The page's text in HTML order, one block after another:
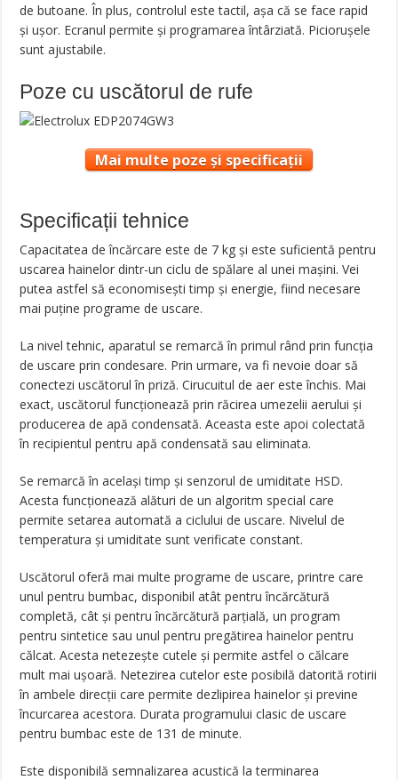
de butoane. În plus, controlul este tactil, așa că se face rapid
și ușor. Ecranul permite și programarea întârziată. Piciorușele
sunt ajustabile.
Poze cu uscătorul de rufe
Mai multe poze și specificații
Specificații tehnice
Capacitatea de încărcare este de 7 kg și este suficientă pentru
uscarea hainelor dintr-un ciclu de spălare al unei mașini. Vei
putea astfel să economisești timp și energie, fiind necesare
mai puține programe de uscare.
La nivel tehnic, aparatul se remarcă în primul rând prin funcția
de uscare prin condesare. Prin urmare, va fi nevoie doar să
conectezi uscătorul în priză. Cirucuitul de aer este închis. Mai
exact, uscătorul funcționează prin răcirea umezelii aerului și
producerea de apă condensată. Aceasta este apoi colectată
în recipientul pentru apă condensată sau eliminata.
Se remarcă în același timp și senzorul de umiditate HSD.
Acesta funcționează alături de un algoritm special care
permite setarea automată a ciclului de uscare. Nivelul de
temperatura și umiditate sunt verificate constant.
Uscătorul oferă mai multe programe de uscare, printre care
unul pentru bumbac, disponibil atât pentru încărcătură
completă, cât și pentru încărcătură parțială, un program
pentru sintetice sau unul pentru pregătirea hainelor pentru
călcat. Acesta netezește cutele și permite astfel o călcare
mult mai ușoară. Netezirea cutelor este posibilă datorită rotirii
în ambele direcții care permite dezlipirea hainelor și previne
încurcarea acestora. Durata programului clasic de uscare
pentru bumbac este de 131 de minute.
Este disponibilă semnalizarea acustică la terminarea